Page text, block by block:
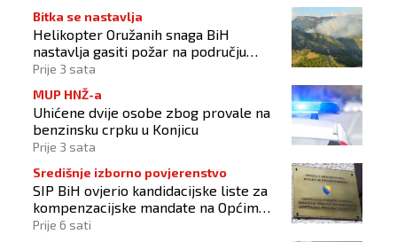
Bitka se nastavlja
Helikopter Oružanih snaga BiH
nastavlja gasiti požar na području
Konjica
Prije 3 sata
MUP HNŽ-a
Uhićene dvije osobe zbog provale na
benzinsku crpku u Konjicu
Prije 3 sata
Središnje izborno povjerenstvo
SIP BiH ovjerio kandidacijske liste za
kompenzacijske mandate na Općim
izborima 2026
Prije 6 sati